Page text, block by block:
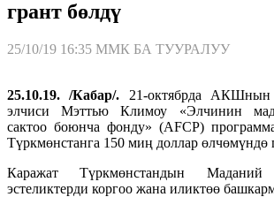
грант бөлдү
25/10/19 16:35 ММК БА ТУУРАЛУУ
25.10.19. /Кабар/. 21-октябрда АКШнын
элчиси Мэттью Климоу «Элчинин
сактоо боюнча фонду» (AFCP)
Түркмөнстанга 150 миң доллар өлчөмүндө
Каражат Түркмөнстандын
эстеликтерди коргоо жана иликтөө